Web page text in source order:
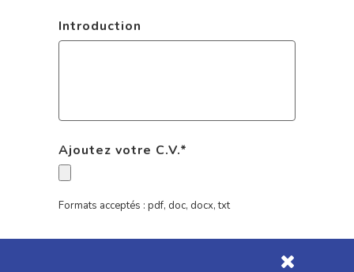
Introduction
Ajoutez votre C.V.*
Formats acceptés : pdf, doc, docx, txt